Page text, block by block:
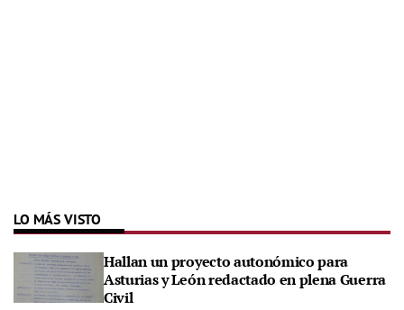
LO MÁS VISTO
Hallan un proyecto autonómico para
Asturias y León redactado en plena Guerra
Civil